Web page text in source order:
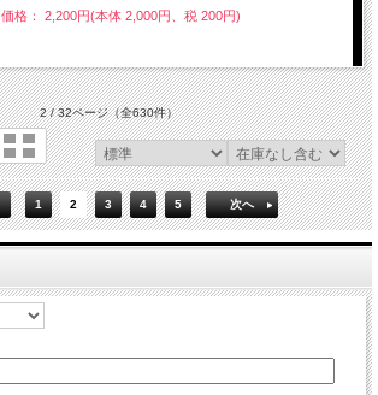
価格： 2,200円(本体 2,000円、税 200円)
2 / 32ページ（全630件）
1 2 3 4 5 次へ